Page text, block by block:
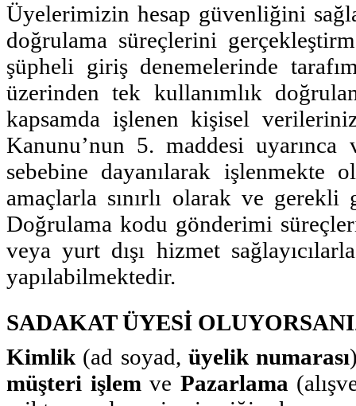
Üyelerimizin hesap güvenliğini
doğrulama süreçlerini
şüpheli giriş denemelerinde
üzerinden tek kullanımlık
kapsamda işlenen kişisel
Kanunu’nun 5. maddesi
sebebine dayanılarak işlenmekte
amaçlarla sınırlı olarak ve gerekli
Doğrulama kodu gönderimi
veya yurt dışı hizmet
yapılabilmektedir.
SADAKAT ÜYESİ
Kimlik (ad soyad, üyelik numarası
müşteri işlem ve Pazarlama